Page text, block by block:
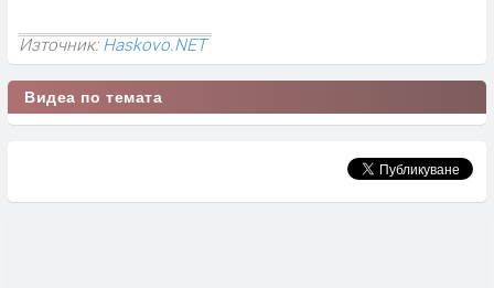
Източник:Haskovo.NET
Видеа по темата